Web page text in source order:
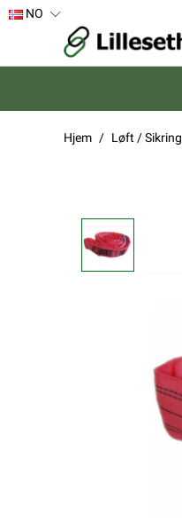
NO
Hjem Løft / Sikring